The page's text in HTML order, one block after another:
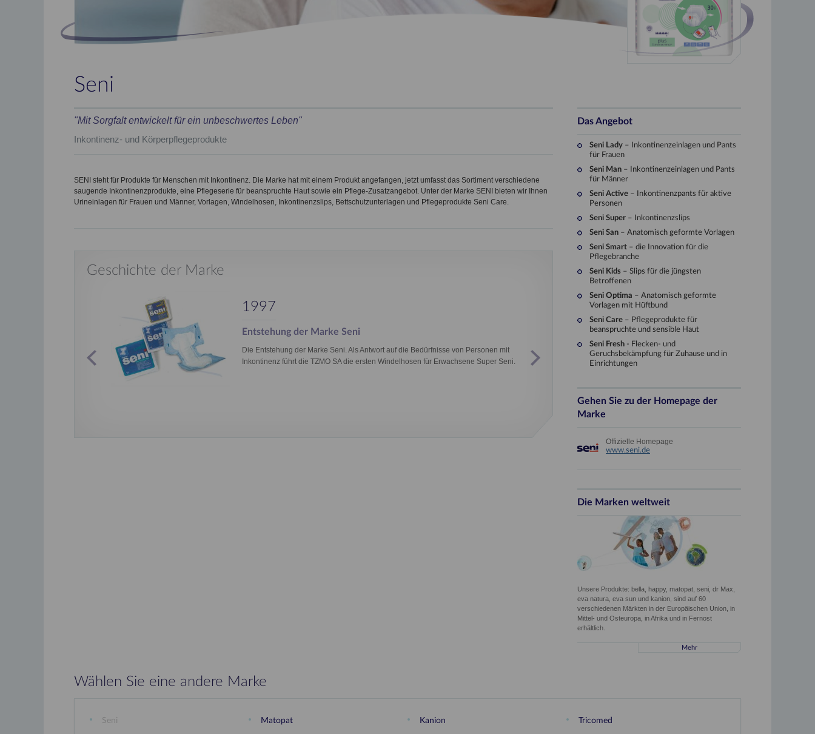
Seni
"Mit Sorgfalt entwickelt für ein unbeschwertes Leben"
Inkontinenz- und Körperpflegeprodukte
SENI steht für Produkte für Menschen mit Inkontinenz. Die Marke hat mit einem Produkt angefangen, jetzt umfasst das Sortiment verschiedene
saugende Inkontinenzprodukte, eine Pflegeserie für beanspruchte Haut sowie ein Pflege-Zusatzangebot. Unter der Marke SENI bieten wir Ihnen
Urineinlagen für Frauen und Männer, Vorlagen, Windelhosen, Inkontinenzslips, Bettschutzunterlagen und Pflegeprodukte Seni Care.
Geschichte der Marke
1997
Entstehung der Marke Seni
Die Entstehung der Marke Seni. Als Antwort auf die Bedürfnisse von Personen mit
Inkontinenz führt die TZMO SA die ersten Windelhosen für Erwachsene Super Seni.
Das Sortiment von Seni
Das Angebot
Seni Lady – Inkontinenzeinlagen und Pants
für Frauen
Seni Man – Inkontinenzeinlagen und Pants
für Männer
Seni Active – Inkontinenzpants für aktive
Personen
Seni Super – Inkontinenzslips
Seni San – Anatomisch geformte Vorlagen
Seni Smart – die Innovation für die
Pflegebranche
Seni Kids – Slips für die jüngsten
Betroffenen
Seni Optima – Anatomisch geformte
Vorlagen mit Hüftbund
Seni Care – Pflegeprodukte für
beanspruchte und sensible Haut
Seni Fresh - Flecken- und
Geruchsbekämpfung für Zuhause und in
Einrichtungen
Gehen Sie zu der Homepage der
Marke
Offizielle Homepage
www.seni.de
Die Marken weltweit
Unsere Produkte: bella, happy, matopat, seni, dr Max,
eva natura, eva sun und kanion, sind auf 60
verschiedenen Märkten in der Europäischen Union, in
Mittel- und Osteuropa, in Afrika und in Fernost
erhältlich.
Mehr
Wählen Sie eine andere Marke
Seni Matopat Kanion Tricomed